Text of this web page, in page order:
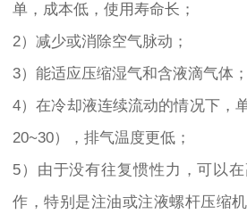
单，成本低，使用寿命长；
2）减少或消除空气脉动；
3）能适应压缩湿气和含液滴气体；
4）在冷却液连续流动的情况下，
20~30），排气温度更低；
5）由于没有往复惯性力，可以
作，特别是注油或注液螺杆压缩